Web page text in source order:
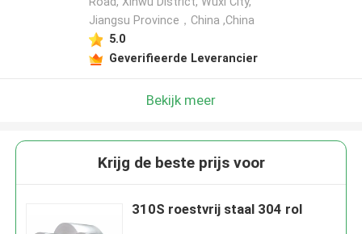
Jiangsu Province，China ,China
5.0
Geverifieerde Leverancier
Bekijk meer
Krijg de beste prijs voor
310S roestvrij staal 304 rol